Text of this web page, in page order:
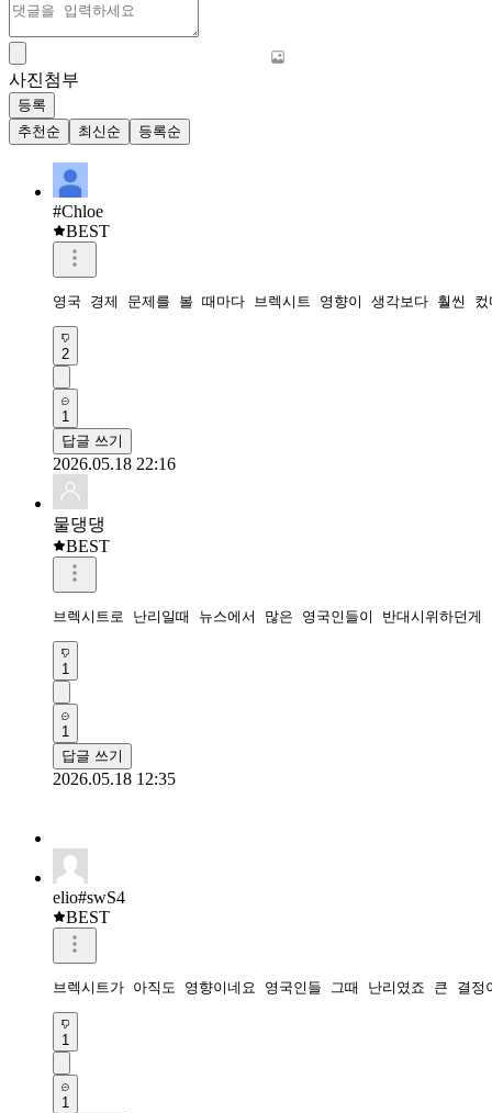
사진첨부
등록
추천순
최신순 등록순
#Chloe
BEST
영국 경제 문제를 볼 때마다 브렉시트 영향이 생각보다 훨씬
2
1
답글 쓰기
2026.05.18 22:16
물댕댕
BEST
브렉시트로 난리일때 뉴스에서 많은 영국인들이 반대시위하던
1
1
답글 쓰기
2026.05.18 12:35
elio#swS4
BEST
브렉시트가 아직도 영향이네요 영국인들 그때 난리였죠 큰
1
1